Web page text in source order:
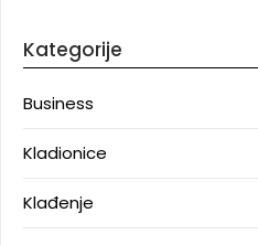
Kategorije
Business
Kladionice
Klađenje